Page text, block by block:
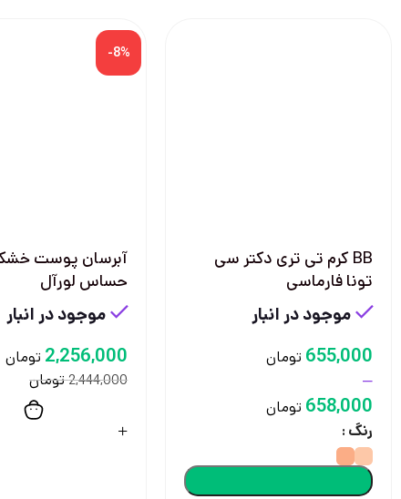
BB کرم تی تری دکتر سی
تونا فارماسی
موجود در انبار
658,000 تومان
–
655,000 تومان
رنگ
-8%
آبرسان پوست
حساس لورآل
موجود در انبار
2,444,000تومان
2,256,000 تومان